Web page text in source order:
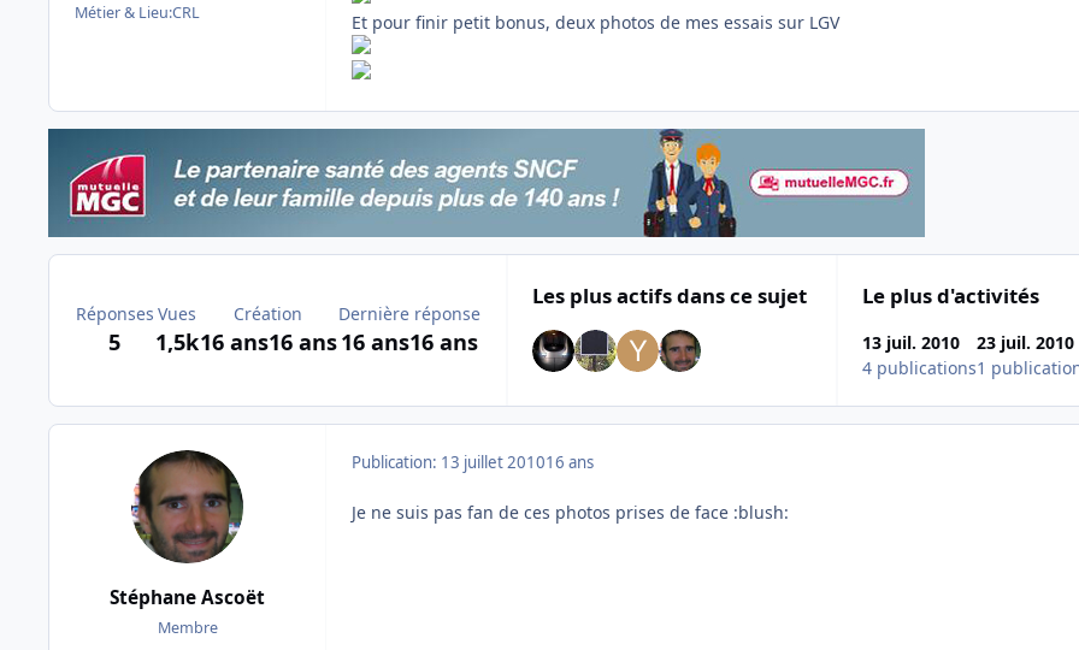
Métier & Lieu:CRL Et pour finir petit bonus, deux photos de mes essais sur LGV
Réponses
5
Vues
1,5k
Création
16 ans16 ans
Dernière réponse
16 ans16 ans
Les plus actifs dans ce sujet Le plus d'activités
13 juil. 2010
4 publications
23 juil. 2010
1
Stéphane Ascoët
Membre
Publication: 13 juillet 201016 ans
Je ne suis pas fan de ces photos prises de face :blush: